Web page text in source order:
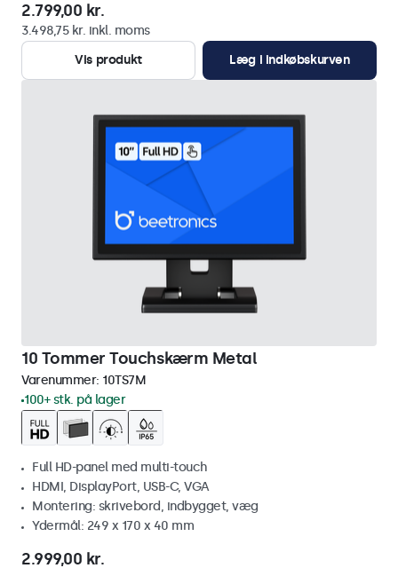
2.799,00 kr.
3.498,75 kr. inkl. moms
Vis produkt
Læg i indkøbskurven
10 Tommer Touchskærm Metal
Varenummer: 10TS7M
100+ stk. på lager
Full HD-panel med multi-touch
HDMI, DisplayPort, USB-C, VGA
Montering: skrivebord, indbygget, væg
Ydermål: 249 x 170 x 40 mm
2.999,00 kr.